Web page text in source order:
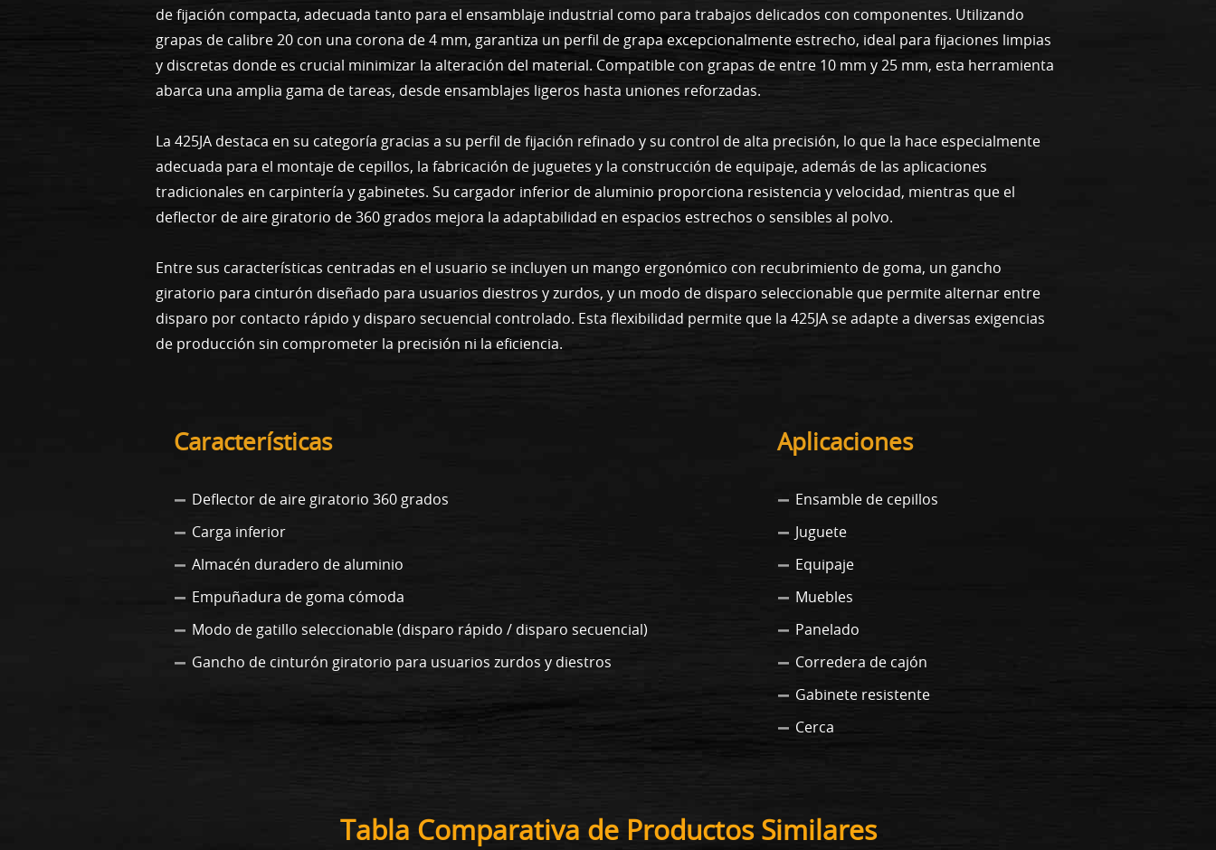
de fijación compacta, adecuada tanto para el ensamblaje industrial como para trabajos delicados con componentes. Utilizando
grapas de calibre 20 con una corona de 4 mm, garantiza un perfil de grapa excepcionalmente estrecho, ideal para fijaciones limpias
y discretas donde es crucial minimizar la alteración del material. Compatible con grapas de entre 10 mm y 25 mm, esta herramienta
abarca una amplia gama de tareas, desde ensamblajes ligeros hasta uniones reforzadas.
La 425JA destaca en su categoría gracias a su perfil de fijación refinado y su control de alta precisión, lo que la hace especialmente
adecuada para el montaje de cepillos, la fabricación de juguetes y la construcción de equipaje, además de las aplicaciones
tradicionales en carpintería y gabinetes. Su cargador inferior de aluminio proporciona resistencia y velocidad, mientras que el
deflector de aire giratorio de 360 grados mejora la adaptabilidad en espacios estrechos o sensibles al polvo.
Entre sus características centradas en el usuario se incluyen un mango ergonómico con recubrimiento de goma, un gancho
giratorio para cinturón diseñado para usuarios diestros y zurdos, y un modo de disparo seleccionable que permite alternar entre
disparo por contacto rápido y disparo secuencial controlado. Esta flexibilidad permite que la 425JA se adapte a diversas exigencias
de producción sin comprometer la precisión ni la eficiencia.
Aplicaciones
Ensamble de cepillos
Juguete
Equipaje
Muebles
Panelado
Corredera de cajón
Gabinete resistente
Cerca
Características
Deflector de aire giratorio 360 grados
Carga inferior
Almacén duradero de aluminio
Empuñadura de goma cómoda
Modo de gatillo seleccionable (disparo rápido / disparo secuencial)
Gancho de cinturón giratorio para usuarios zurdos y diestros
Tabla Comparativa de Productos Similares